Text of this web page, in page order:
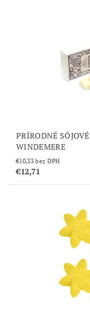
PRÍRODNÉ
WINDEMERE
€10,33 bez DPH
€12,71